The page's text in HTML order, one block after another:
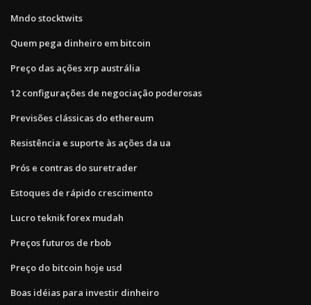
Mndo stocktwits
Quem pega dinheiro em bitcoin
Preço das ações xrp austrália
12 configurações de negociação poderosas
Previsões clássicas do ethereum
Resistência e suporte às ações da ua
Prós e contras do suretrader
Estoques de rápido crescimento
Lucro teknik forex mudah
Preços futuros de rbob
Preço do bitcoin hoje usd
Boas idéias para investir dinheiro